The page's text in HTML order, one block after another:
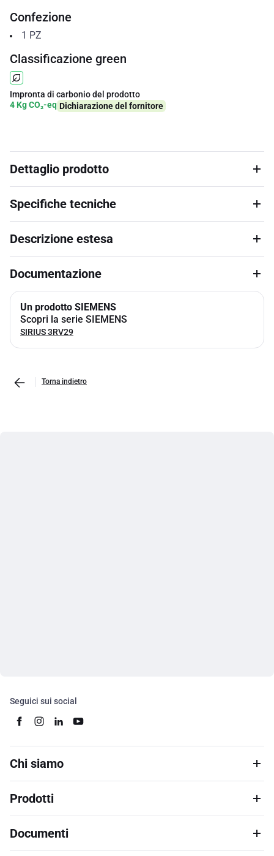
Confezione
1 PZ
Classificazione green
Impronta di carbonio del prodotto
4 Kg CO₂-eq Dichiarazione del fornitore
Dettaglio prodotto
Specifiche tecniche
Descrizione estesa
Documentazione
Un prodotto SIEMENS
Scopri la serie SIEMENS
SIRIUS 3RV29
Torna indietro
Seguici sui social
Chi siamo
Prodotti
Documenti